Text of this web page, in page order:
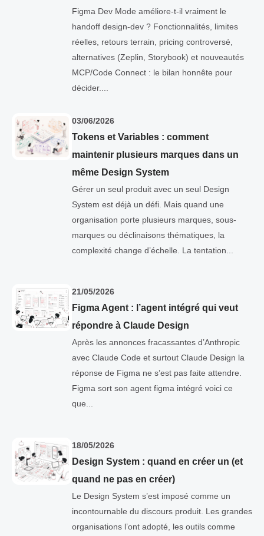
Figma Dev Mode améliore-t-il vraiment le
handoff design-dev ? Fonctionnalités, limites
réelles, retours terrain, pricing controversé,
alternatives (Zeplin, Storybook) et nouveautés
MCP/Code Connect : le bilan honnête pour
décider....
03/06/2026
Tokens et Variables : comment
maintenir plusieurs marques dans un
même Design System
Gérer un seul produit avec un seul Design
System est déjà un défi. Mais quand une
organisation porte plusieurs marques, sous-
marques ou déclinaisons thématiques, la
complexité change d’échelle. La tentation...
21/05/2026
Figma Agent : l’agent intégré qui veut
répondre à Claude Design
Après les annonces fracassantes d’Anthropic
avec Claude Code et surtout Claude Design la
réponse de Figma ne s’est pas faite attendre.
Figma sort son agent figma intégré voici ce
que...
18/05/2026
Design System : quand en créer un (et
quand ne pas en créer)
Le Design System s’est imposé comme un
incontournable du discours produit. Les grandes
organisations l’ont adopté, les outils comme